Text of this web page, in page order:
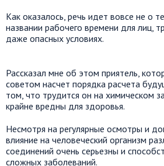
Как оказалось, речь идет вовсе не о
названии рабочего времени для лиц,
даже опасных условиях.
Рассказал мне об этом приятель,
советом насчет порядка расчета
том, что трудится он на химическом
крайне вредны для здоровья.
Несмотря на регулярные осмотры и
влияние на человеческий организм
соединений очень серьезны и
сложных заболеваний.